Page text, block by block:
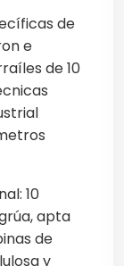
de
e
de 10
10
apta
de
y